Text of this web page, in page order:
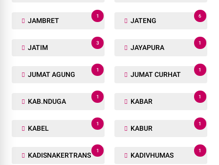
JAMBRET
1
JATENG
6
JATIM
3
JAYAPURA
1
JUMAT AGUNG
1
JUMAT CURHAT
1
KAB.NDUGA
1
KABAR
1
KABEL
1
KABUR
1
KADISNAKERTRANS
1
KADIVHUMAS
1